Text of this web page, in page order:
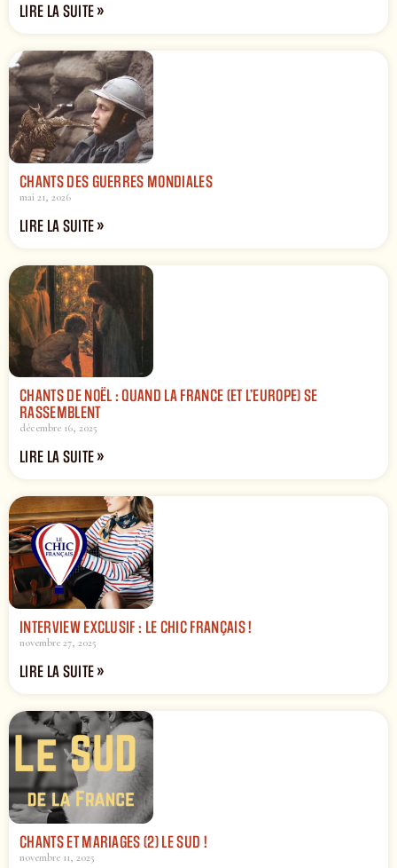
LIRE LA SUITE »
CHANTS DES GUERRES MONDIALES
mai 21, 2026
LIRE LA SUITE »
CHANTS DE NOËL : QUAND LA FRANCE (ET L’EUROPE) SE
RASSEMBLENT
décembre 16, 2025
LIRE LA SUITE »
INTERVIEW EXCLUSIF : LE CHIC FRANÇAIS !
novembre 27, 2025
LIRE LA SUITE »
CHANTS ET MARIAGES (2) LE SUD !
novembre 11, 2025